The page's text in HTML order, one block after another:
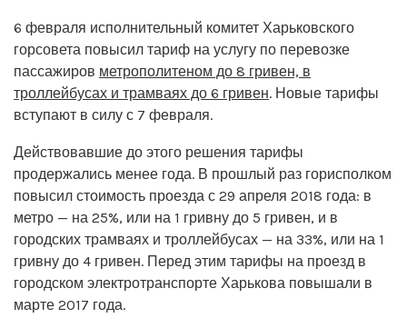
6 февраля исполнительный комитет Харьковского
горсовета повысил тариф на услугу по перевозке
пассажиров метрополитеном до 8 гривен, в
троллейбусах и трамваях до 6 гривен. Новые тарифы
вступают в силу с 7 февраля.
Действовавшие до этого решения тарифы
продержались менее года. В прошлый раз горисполком
повысил стоимость проезда с 29 апреля 2018 года: в
метро — на 25%, или на 1 гривну до 5 гривен, и в
городских трамваях и троллейбусах — на 33%, или на 1
гривну до 4 гривен. Перед этим тарифы на проезд в
городском электротранспорте Харькова повышали в
марте 2017 года.